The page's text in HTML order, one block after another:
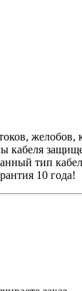
желобов,
кабеля
тип
10 года!